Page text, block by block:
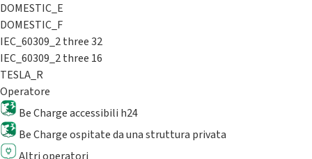
DOMESTIC_E
DOMESTIC_F
IEC_60309_2 three 32
IEC_60309_2 three 16
TESLA_R
Operatore
Be Charge accessibili h24
Be Charge ospitate da una struttura privata